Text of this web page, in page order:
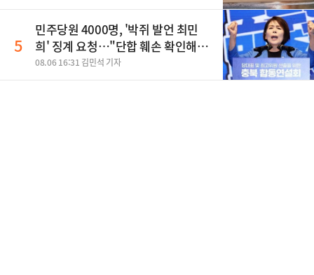
5
민주당원 4000명, '박쥐 발언 최민
희' 징계 요청…"단합 훼손 확인해
야"
08.06 16:31 김민석 기자